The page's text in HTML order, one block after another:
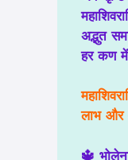
अद्भुत
हर कण
लाभ और
🔱